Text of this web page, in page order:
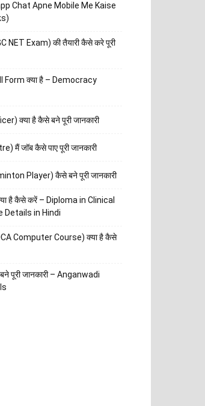
Chat Apne Mobile Me Kaise
NET Exam) की तैयारी कैसे करे पूरी
Form क्या है – Democracy
क्या है कैसे बने पूरी जानकारी
मैं जॉब कैसे पाए पूरी जानकारी
Player) कैसे बने पूरी जानकारी
क्या है कैसे करें – Diploma in Clinical
Details in Hindi
Computer Course) क्या है कैसे
पूरी जानकारी – Anganwadi